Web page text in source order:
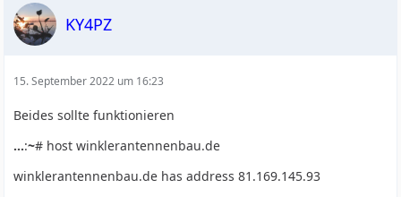
KY4PZ
15. September 2022 um 16:23
Beides sollte funktionieren
...:~# host winklerantennenbau.de
winklerantennenbau.de has address 81.169.145.93